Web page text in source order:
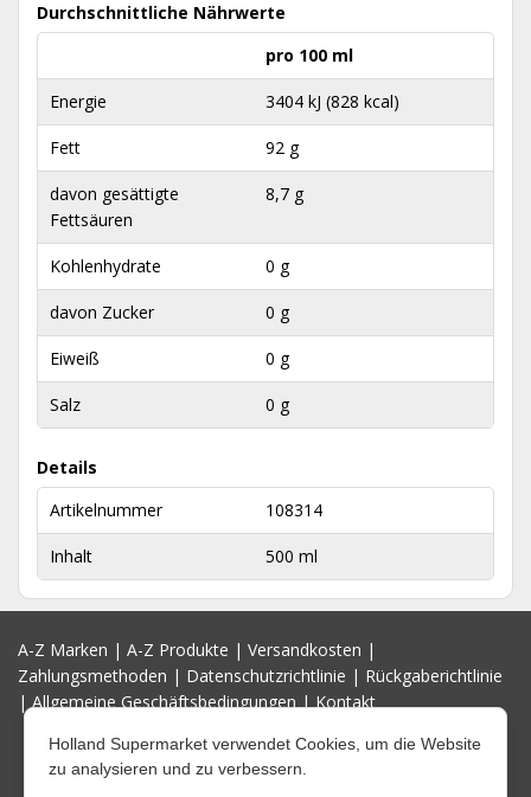
Durchschnittliche Nährwerte
pro 100 ml
Energie 3404 kJ (828 kcal)
Fett 92 g
davon gesättigte
Fettsäuren
8,7 g
Kohlenhydrate 0 g
davon Zucker 0 g
Eiweiß 0 g
Salz 0 g
Details
Artikelnummer
108314
Inhalt 500 ml
A-Z Marken | A-Z Produkte | Versandkosten |
Zahlungsmethoden | Datenschutzrichtlinie | Rückgaberichtlinie
|Allgemeine Geschäftsbedingungen|Kontakt
Holland Supermarket verwendet Cookies, um die Website
zu analysieren und zu verbessern.